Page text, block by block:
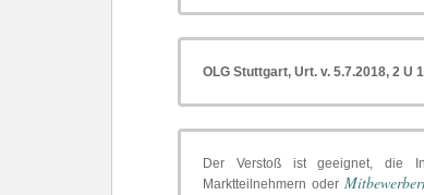
OLG Stuttgart, Urt. v. 5.7.2018, 2 U
Der Verstoß ist geeignet, die
Marktteilnehmern oder